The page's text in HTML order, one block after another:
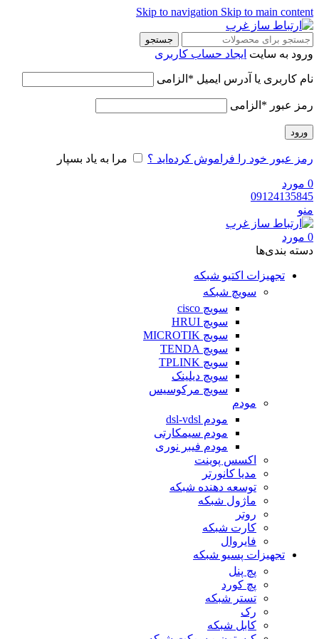
Skip to navigation Skip to main content
جستجو
ورود به سایت ایجاد حساب کاربری
نام کاربری یا آدرس ایمیل * الزامی
رمز عبور * الزامی
ورود
رمز عبور خود را فراموش کرده‌اید ؟ مرا به یاد بسپار
0 مورد
09124135845
منو
0 مورد
دسته‌ بندی‌ها
تجهیزات اکتیو شبکه
سویچ شبکه
سویچ cisco
سویچ HRUI
سویچ MICROTIK
سویچ TENDA
سویچ TPLINK
سویچ دیلینک
سویچ مرکوسیس
مودم
مودم dsl-vdsl
مودم سیمکارتی
مودم فیبر نوری
اکسس پوینت
مدیا کانورتر
توسعه دهنده شبکه
ماژول شبکه
روتر
کارت شبکه
فایروال
تجهیزات پسیو شبکه
پچ پنل
پچ کورد
تستر شبکه
رک
کابل شبکه